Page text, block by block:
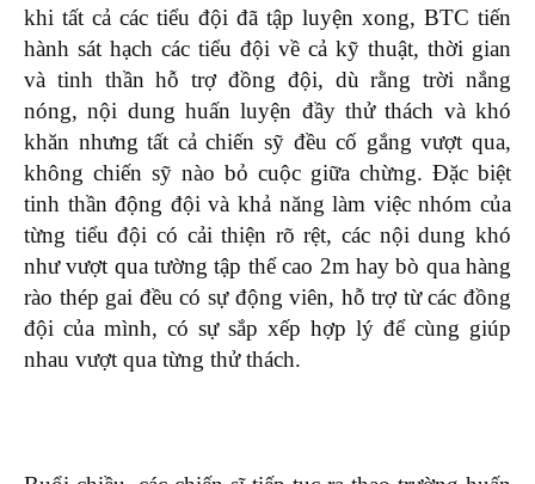
khi tất cả các tiểu đội đã tập luyện xong, BTC tiến
hành sát hạch các tiểu đội về cả kỹ thuật, thời gian
và tinh thần hỗ trợ đồng đội, dù rằng trời nắng
nóng, nội dung huấn luyện đầy thử thách và khó
khăn nhưng tất cả chiến sỹ đều cố gắng vượt qua,
không chiến sỹ nào bỏ cuộc giữa chừng. Đặc biệt
tinh thần động đội và khả năng làm việc nhóm của
từng tiểu đội có cải thiện rõ rệt, các nội dung khó
như vượt qua tường tập thể cao 2m hay bò qua hàng
rào thép gai đều có sự động viên, hỗ trợ từ các đồng
đội của mình, có sự sắp xếp hợp lý để cùng giúp
nhau vượt qua từng thử thách.